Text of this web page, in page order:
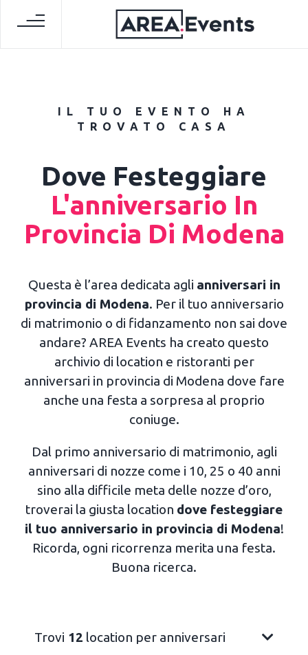
IL TUO EVENTO HA
TROVATO CASA
Dove Festeggiare
L'anniversario In
Provincia Di Modena
Questa è l’area dedicata agli anniversari in
provincia di Modena. Per il tuo anniversario
di matrimonio o di fidanzamento non sai dove
andare? AREA Events ha creato questo
archivio di location e ristoranti per
anniversari in provincia di Modena dove fare
anche una festa a sorpresa al proprio
coniuge.
Dal primo anniversario di matrimonio, agli
anniversari di nozze come i 10, 25 o 40 anni
sino alla difficile meta delle nozze d’oro,
troverai la giusta location dove festeggiare
il tuo anniversario in provincia di Modena!
Ricorda, ogni ricorrenza merita una festa.
Buona ricerca.
Trovi 12 location per anniversari